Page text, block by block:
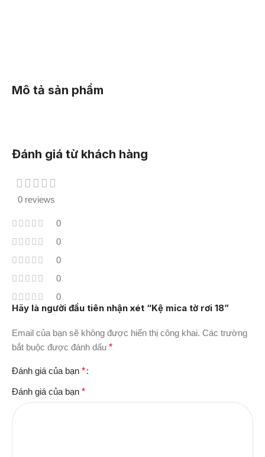
Mô tả sản phẩm
Đánh giá từ khách hàng
0 reviews
0
0
0
0
0
Hãy là người đầu tiên nhận xét “Kệ mica tờ rơi 18”
Email của bạn sẽ không được hiển thị công khai. Các trường
bắt buộc được đánh dấu *
Đánh giá của bạn *
Đánh giá của bạn *